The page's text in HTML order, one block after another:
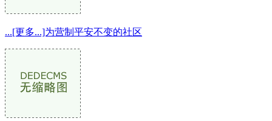
...[更多...]为营制平安不变的社区